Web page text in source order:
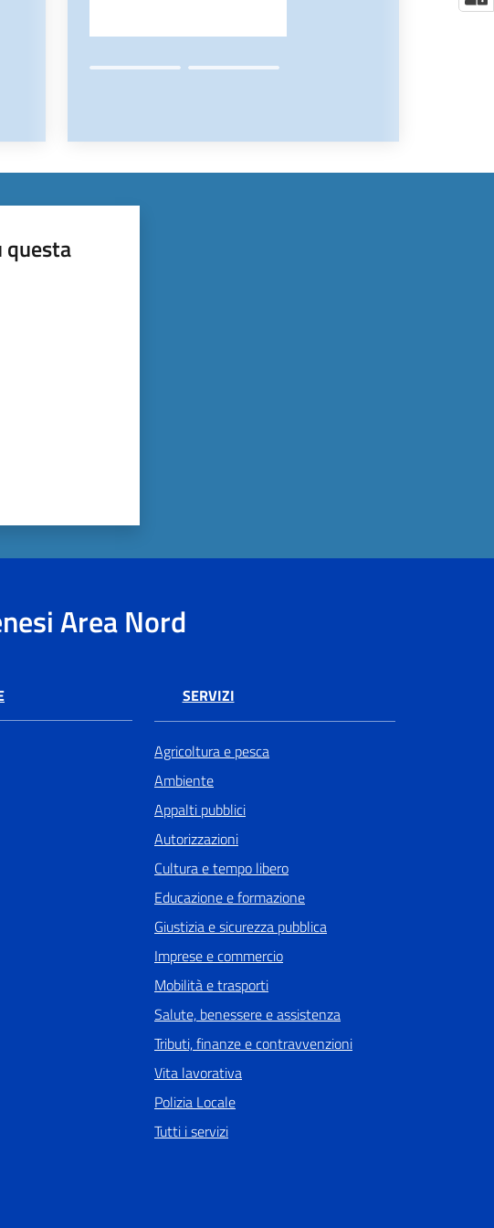
questa
Area Nord
SERVIZI
Agricoltura e pesca
Ambiente
Appalti pubblici
Autorizzazioni
Cultura e tempo libero
Educazione e formazione
Giustizia e sicurezza pubblica
Imprese e commercio
Mobilità e trasporti
Salute, benessere e assistenza
Tributi, finanze e contravvenzioni
Vita lavorativa
Polizia Locale
Tutti i servizi